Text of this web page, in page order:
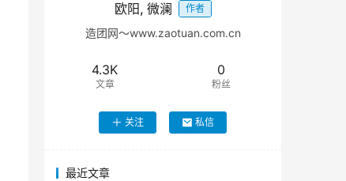
欧阳, 微澜 作者
造团网～www.zaotuan.com.cn
4.3K
文章
0
粉丝
关注 私信
最近文章